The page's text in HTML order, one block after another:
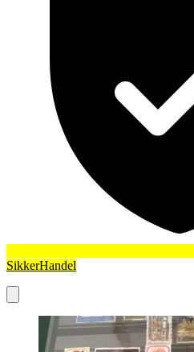
SikkerHandel